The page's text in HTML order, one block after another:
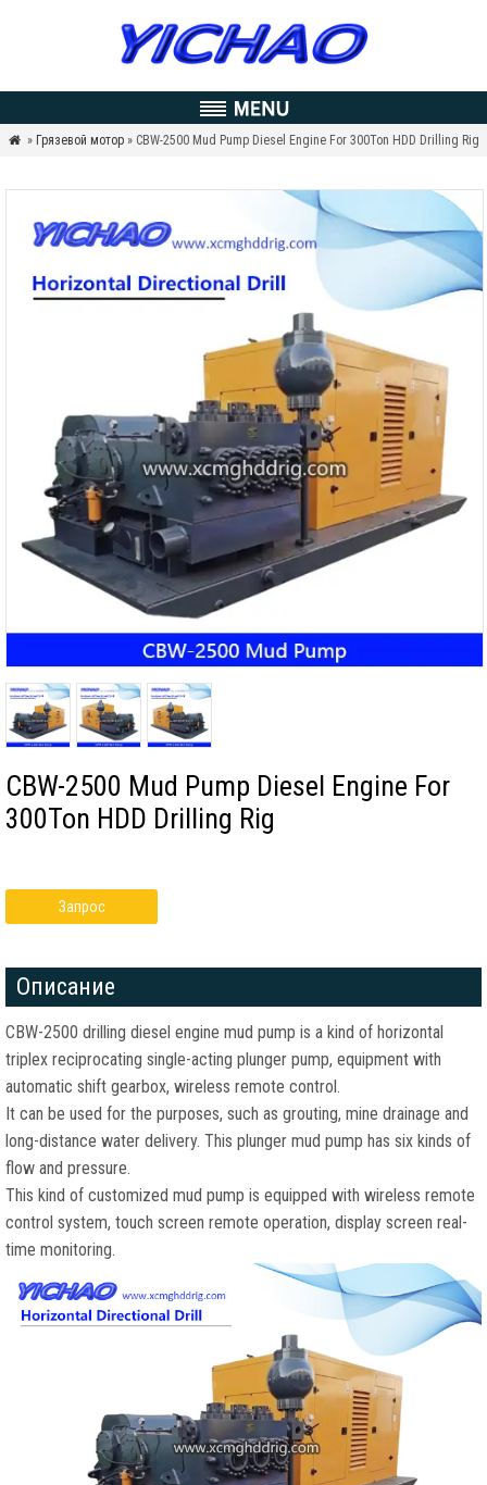
 » Грязевой мотор » CBW-2500 Mud Pump Diesel Engine For 300Ton HDD Drilling Rig
CBW-2500 Mud Pump Diesel Engine For
300Ton HDD Drilling Rig
Запрос
Описание
CBW-2500 drilling diesel engine mud pump is a kind of horizontal
triplex reciprocating single-acting plunger pump, equipment with
automatic shift gearbox, wireless remote control.
It can be used for the purposes, such as grouting, mine drainage and
long-distance water delivery. This plunger mud pump has six kinds of
flow and pressure.
This kind of customized mud pump is equipped with wireless remote
control system, touch screen remote operation, display screen real-
time monitoring.